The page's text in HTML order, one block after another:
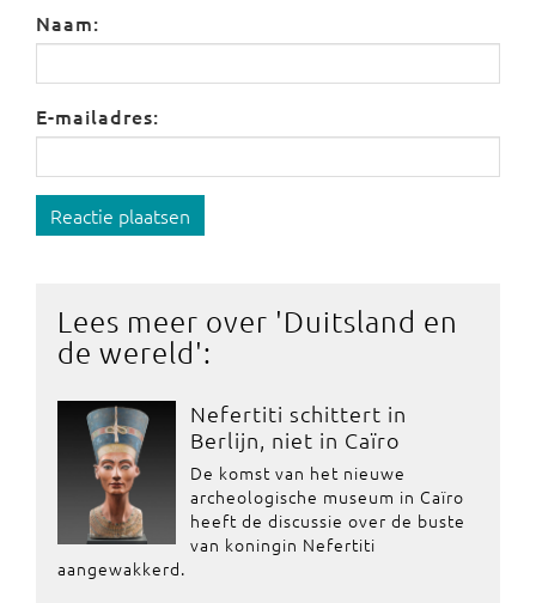
Naam:
E-mailadres:
Reactie plaatsen
Lees meer over 'Duitsland en
de wereld':
Nefertiti schittert in
Berlijn, niet in Caïro
De komst van het nieuwe
archeologische museum in Caïro
heeft de discussie over de buste
van koningin Nefertiti
aangewakkerd.